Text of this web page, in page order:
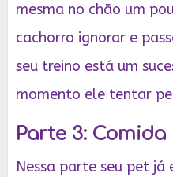
mesma no chão um
cachorro ignorar e
seu treino está um
momento ele tentar
Parte 3: Comida
Nessa parte seu pet já